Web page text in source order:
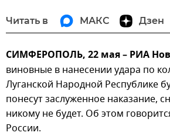
Читать в МАКС Дзен
СИМФЕРОПОЛЬ, 22 мая – РИА
виновные в нанесении удара по
Луганской Народной Республике
понесут заслуженное наказание,
никому не будет. Об этом
России.